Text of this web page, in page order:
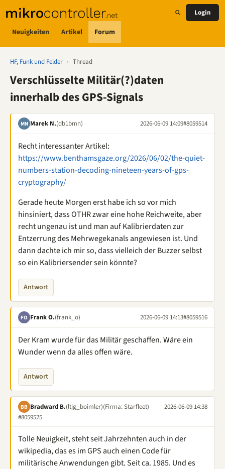
Neuigkeiten Artikel Forum
Login
HF, Funk und Felder › Thread
Verschlüsselte Militär(?)daten
innerhalb des GPS-Signals
MN Marek N.(db1bmn) 2026-06-09 14:09#8059514
Recht interessanter Artikel:
https://www.benthamsgaze.org/2026/06/02/the-quiet-
numbers-station-decoding-nineteen-years-of-gps-
cryptography/
Gerade heute Morgen erst habe ich so vor mich
hinsiniert, dass OTHR zwar eine hohe Reichweite, aber
recht ungenau ist und man auf Kalibrierdaten zur
Entzerrung des Mehrwegekanals angewiesen ist. Und
dann dachte ich mir so, dass vielleich der Buzzer selbst
so ein Kalibriersender sein könnte?
Antwort
FO Frank O.(frank_o) 2026-06-09 14:13#8059516
Der Kram wurde für das Militär geschaffen. Wäre ein
Wunder wenn da alles offen wäre.
Antwort
BB Bradward B.(ltjg_boimler)(Firma: Starfleet)
2026-06-09 14:38
#8059525
Tolle Neuigkeit, steht seit Jahrzehnten auch in der
wikipedia, das es im GPS auch einen Code für
militärische Anwendungen gibt. Seit ca. 1985. Und es